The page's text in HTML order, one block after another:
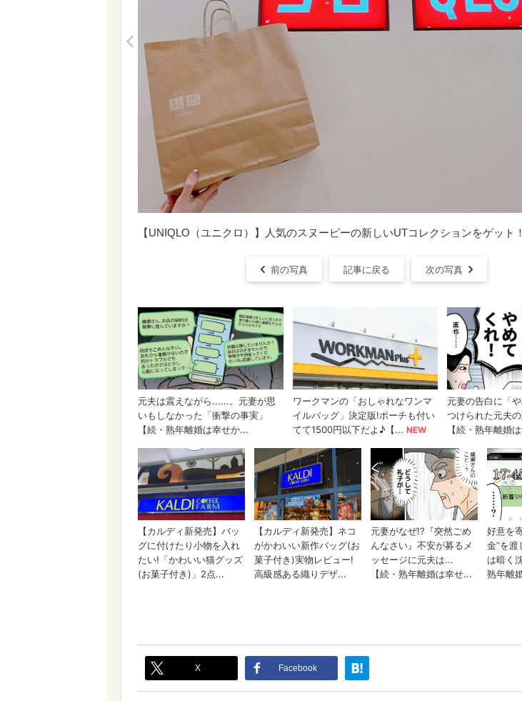
【UNIQLO（ユニクロ）】人気のスヌーピーの新しいUTコレクションをゲット！
前の写真 記事に戻る 次の写真
X Facebook